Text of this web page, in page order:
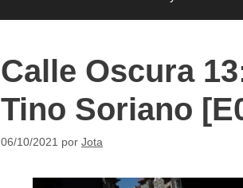
Calle Oscura
Tino Soriano
06/10/2021 por Jota